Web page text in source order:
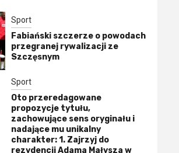
Sport
Fabiański szczerze o powodach
przegranej rywalizacji ze
Szczęsnym
Sport
Oto przeredagowane
propozycje tytułu,
zachowujące sens oryginału i
nadające mu unikalny
charakter: 1. Zajrzyj do
rezydencji Adama Małysza w